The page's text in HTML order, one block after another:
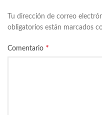
Tu dirección de correo
obligatorios están marcados
Comentario *